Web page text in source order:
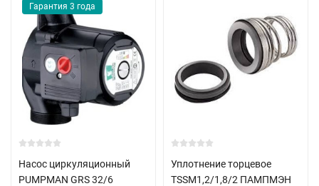
Гарантия 3 года
Насос циркуляционный
PUMPMAN GRS 32/6
Уплотнение торцевое
TSSM1,2/1,8/2 ПАМПМЭН